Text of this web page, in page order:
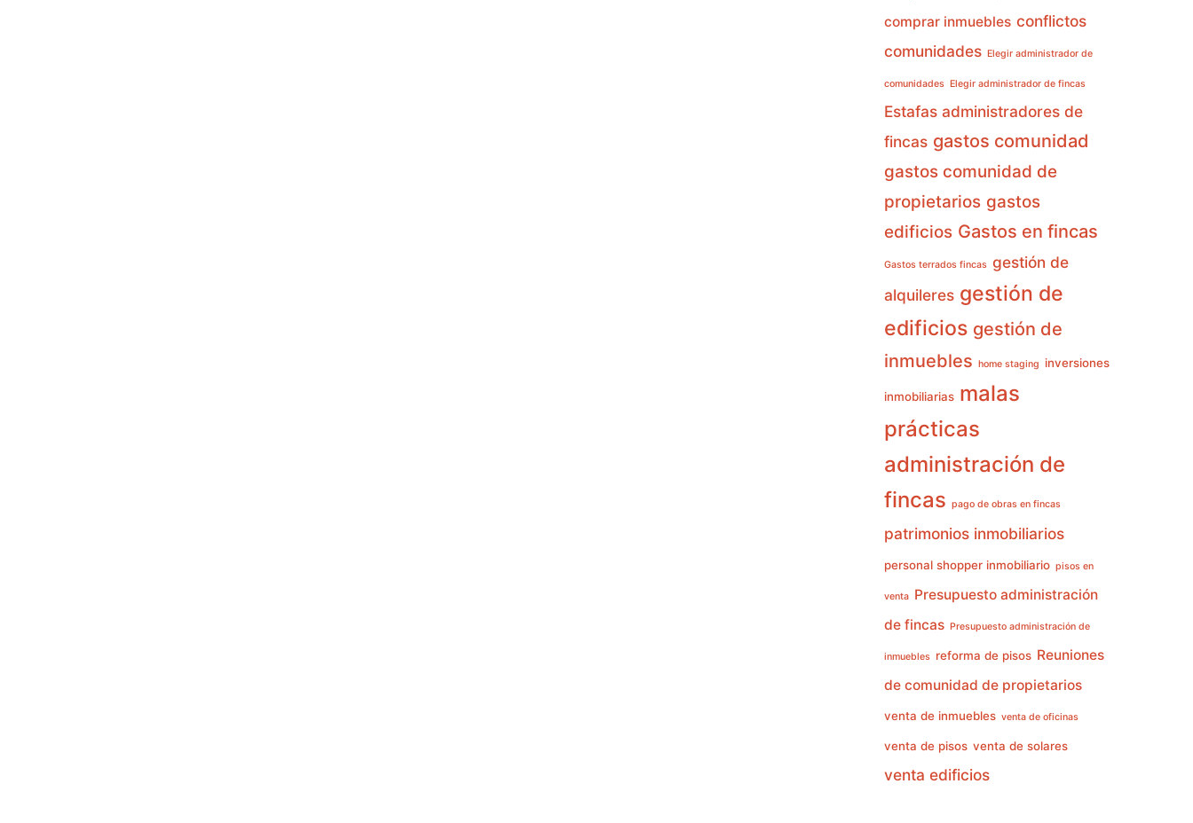
comprar inmuebles conflictos
comunidades Elegir administrador de
comunidades Elegir administrador de fincas
Estafas administradores de
fincas gastos comunidad
gastos comunidad de
propietarios gastos
edificios Gastos en fincas
Gastos terrados fincas gestión de
alquileres gestión de
edificios gestión de
inmuebles home staging inversiones
inmobiliarias malas
prácticas
administración de
fincas pago de obras en fincas
patrimonios inmobiliarios
personal shopper inmobiliario pisos en
venta Presupuesto administración
de fincas Presupuesto administración de
inmuebles reforma de pisos Reuniones
de comunidad de propietarios
venta de inmuebles venta de oficinas
venta de pisos venta de solares
venta edificios